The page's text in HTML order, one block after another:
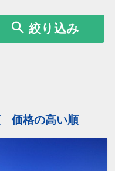
絞り込み
価格の高い順